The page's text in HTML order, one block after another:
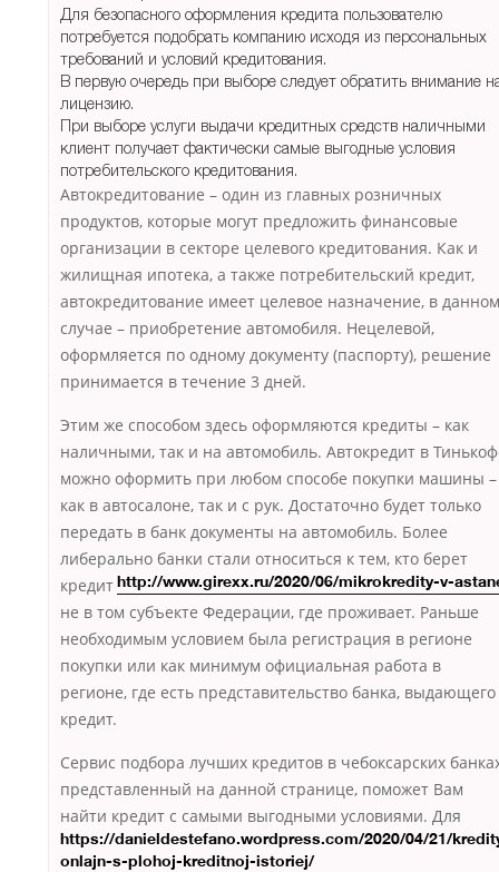
Для безопасного оформления кредита пользователю
потребуется подобрать компанию исходя из персональных
требований и условий кредитования.
В первую очередь при выборе следует обратить внимание
лицензию.
При выборе услуги выдачи кредитных средств наличными
клиент получает фактически самые выгодные условия
потребительского кредитования.
Автокредитование – один из главных розничных
продуктов, которые могут предложить финансовые
организации в секторе целевого кредитования. Как и
жилищная ипотека, а также потребительский кредит,
автокредитование имеет целевое назначение, в данном
случае – приобретение автомобиля. Нецелевой,
оформляется по одному документу (паспорту), решение
принимается в течение 3 дней.
Этим же способом здесь оформляются кредиты – как
наличными, так и на автомобиль. Автокредит в
можно оформить при любом способе покупки машины –
как в автосалоне, так и с рук. Достаточно будет только
передать в банк документы на автомобиль. Более
либерально
http://www.girexx.ru/2020/06/mikrokredity-v-
банки стали относиться к тем, кто берет
кредит
не в том субъекте Федерации, где проживает. Раньше
необходимым условием была регистрация в регионе
покупки или как минимум официальная работа в
регионе, где есть представительство банка, выдающего
кредит.
Сервис подбора лучших кредитов в чебоксарских
представленный на данной странице, поможет Вам
найти кредит с самыми выгодными условиями.
https://danieldestefano.wordpress.com/2020/04/21/
onlajn-s-plohoj-kreditnoj-istoriej/
Для